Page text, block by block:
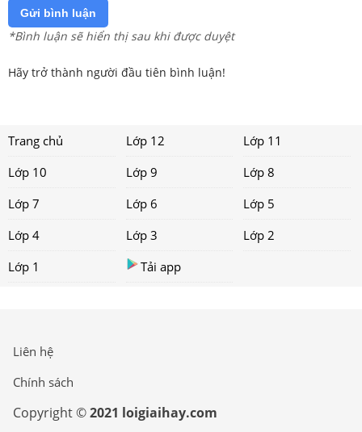
Gửi bình luận
*Bình luận sẽ hiển thị sau khi được duyệt
Hãy trở thành người đầu tiên bình luận!
Trang chủ Lớp 12
Lớp 11
Lớp 10
Lớp 9
Lớp 8
Lớp 7
Lớp 6
Lớp 5
Lớp 4
Lớp 3
Lớp 2
Lớp 1
Tải app
Liên hệ
Chính sách
Copyright ©2021 loigiaihay.com